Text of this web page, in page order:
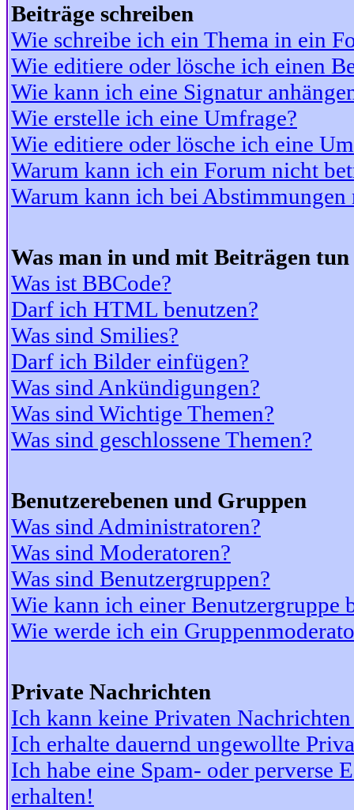
Beiträge schreiben
Wie schreibe ich ein Thema in ein
Wie editiere oder lösche ich einen
Wie kann ich eine Signatur
Wie erstelle ich eine Umfrage?
Wie editiere oder lösche ich eine
Warum kann ich ein Forum nicht
Warum kann ich bei
Was man in und mit Beiträgen
Was ist BBCode?
Darf ich HTML benutzen?
Was sind Smilies?
Darf ich Bilder einfügen?
Was sind Ankündigungen?
Was sind Wichtige Themen?
Was sind geschlossene Themen?
Benutzerebenen und Gruppen
Was sind Administratoren?
Was sind Moderatoren?
Was sind Benutzergruppen?
Wie kann ich einer Benutzergruppe
Wie werde ich ein
Private Nachrichten
Ich kann keine Privaten
Ich erhalte dauernd ungewollte
Ich habe eine Spam- oder perverse
erhalten!